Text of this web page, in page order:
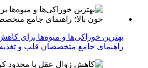
بهترین خوراکی‌ها و میوه‌ها برای
راهنمای جامع متخصصان قلب و تغذیه